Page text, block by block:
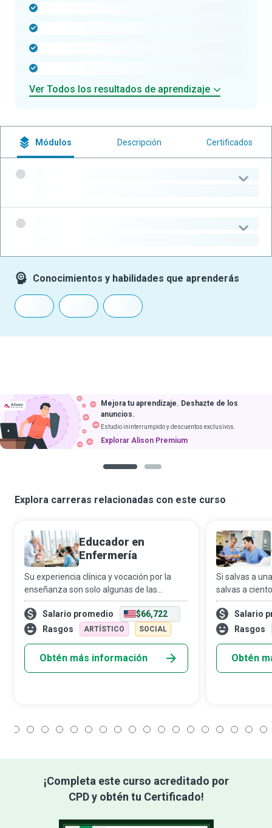
Ver Todos los resultados de aprendizaje
Módulos Descripción Certificados
Conocimientos y habilidades que aprenderás
Mejora tu aprendizaje. Deshazte de los
anuncios.
Estudio ininterrumpido y descuentos exclusivos.
Explorar Alison Premium
Explora carreras relacionadas con este curso
Educador en
Enfermería
Su experiencia clínica y vocación por la
enseñanza son solo algunas de las
razones por las que los educadores en
enfermería tienen un impacto clave en la
formación de nuevas generaciones de
Salario promedio
$66,722
Rasgos
ARTÍSTICO SOCIAL
Obtén más información
Si salvas a
salvas a
enfermería
salud. La
general de
Salario
Rasgos
Obtén
¡Completa este curso acreditado por
CPD y obtén tu Certificado!